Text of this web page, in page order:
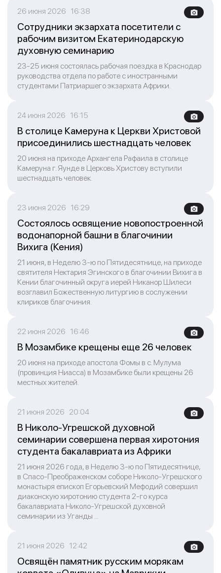
26 июня 2026 16:38
Сотрудники экзархата посетители с
рабочим визитом Екатеринодарскую
духовную семинарию
23-25 июня состоялась рабочая поездка в Краснодар
руководства отдела по работе с иностранными
студентами Патриаршего экзархата Африки.
24 июня 2026 16:15
В столице Камеруна к Церкви Христовой
присоединились шестнадцать человек
20 июня на приходе Архангела Рафаила в столице
Камеруна г. Яунде в Церковь Христову вступили
шестнадцать человек.
23 июня 2026 16:29
Состоялось освящение новопостроенной
водонапорной башни в благочинии
Вихига (Кения)
21 июня, в Неделю 3-ю по Пятидесятнице, на приходе
святителя Нектария Эгинского в благочинии Вихига в
Кении благочинный округа иерей Никанор Шилеси
возглавил Божественную литургию в сослужении
клириков благочиния.
22 июня 2026 16:46
В Мозамбике крещены еще 26 человек
20 июня на приходе апостола Фомы в с. Мулума
(провинция Ниасса) в Мозамбике были крещены 26
местных жителей.
21 июня 2026 20:04
В Николо-Угрешской духовной
семинарии совершена первая хиротония
студента бакалавриата из Африки
21 июня 2026 года, в Неделю 3-ю по Пятидесятнице,
в Спасо-Преображенском соборе Николо-Угрешского
монастыря епископ Егорьевский Мефодий совершил
диаконскую хиротонию студента 2-го курса
бакалавриата Николо-Угрешской духовной
семинарии из Уганды ...
21 июня 2026 12:42
Освящён памятник русским морякам